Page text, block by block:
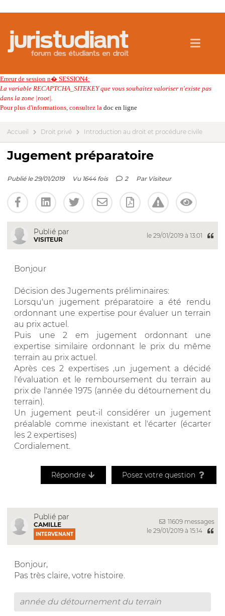
Erreur de session n� SESSION4:
La variable RECAPTCHA_SITEKEY que vous souhaitez valoriser n'existe pas
dans la zone |root|.
Pour plus d'informations, consultez la doc en ligne
Accueil Droit privé Introduction au droit et procédure civile
Jugement préparatoire
Publié le 29/01/2019 Vu 1644 fois 2 Par Visiteur
Publié par
VISITEUR
le 29/01/2019 à 13:01
Bonjour
Décision des Jugements préliminaires:
Lorsqu'un jugement préparatoire a été rendu
ordonnant une expertise pour évaluer un terrain
au prix actuel.
Puis une 2 em jugement ordonnant une
expertise similaire ordonnant le prix du même
terrain au prix actuel.
Après ces 2 expertises ,un jugement a décidé
l'évaluation et le remboursement du terrain au
prix de l'année 1975 (année du détournement du
terrain).
Un jugement peut-il considérer un jugement
préalable comme inexistant et l'écarter (écarter
les 2 expertises)
Cordialement.
Répondre Posez votre question
Publié par
CAMILLE
INTERVENANT
11609 messages
le 29/01/2019 à 15:14
Bonjour,
Pas très claire, votre histoire.
année du détournement du terrain